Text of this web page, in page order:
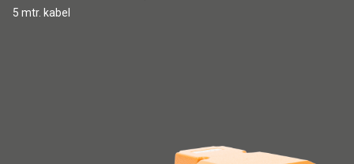
5 mtr. kabel